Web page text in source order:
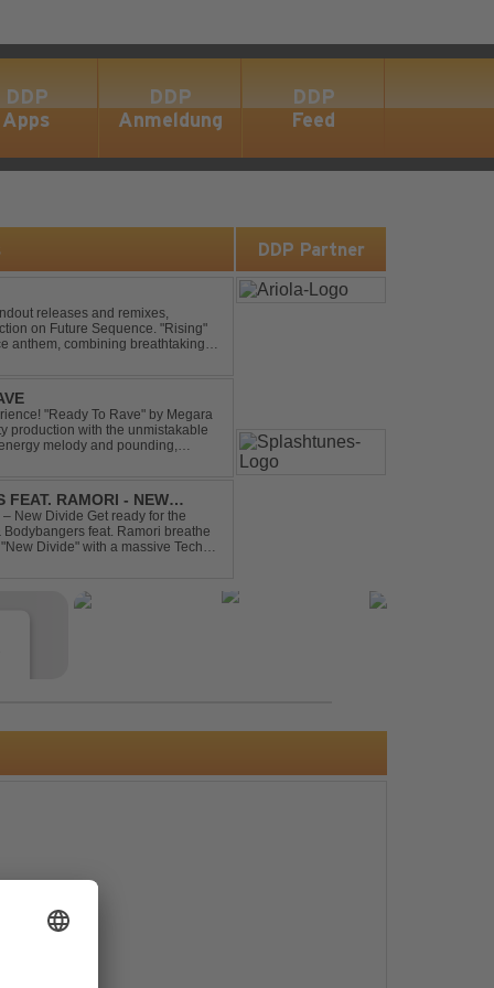
DDP
Apps
DDP
Anmeldung
DDP
Feed
releases and remixes,
on Future Sequence. "Rising"
anthem, combining breathtaking
"Ready To Rave" by Megara
production with the unmistakable
melody and pounding,
FEAT. RAMORI - NEW
New Divide Get ready for the
feat. Ramori breathe
Divide" with a massive Techno
DDP Partner